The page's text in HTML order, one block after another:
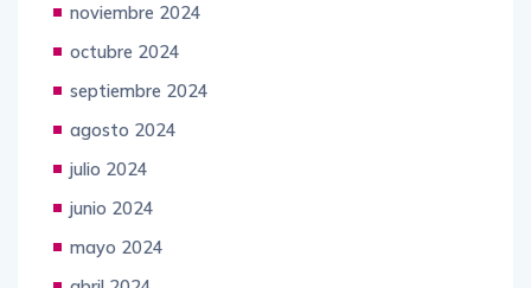
noviembre 2024
octubre 2024
septiembre 2024
agosto 2024
julio 2024
junio 2024
mayo 2024